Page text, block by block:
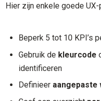
Hier zijn enkele goede UX-
Beperk 5 tot 10 KPI’s
Gebruik de kleurcode
identificeren
Definieer aangepaste